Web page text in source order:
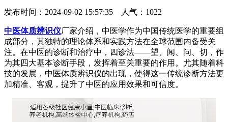
发布时间：2024-09-02 15:57:35 人气： 1022
中医体质辨识仪厂家介绍，中医学作为中国传统医学的重要组
成部分，其独特的理论体系和实践方法在全球范围内备受关
注。在中医的诊断和治疗中，四诊法——望、闻、问、切，作
为其四大基本诊断手段，发挥着至关重要的作用。尤其随着科
技的发展，中医体质辨识仪的出现，使得这一传统诊断方法更
加精准、客观，提升了中医的应用效果和可信度。